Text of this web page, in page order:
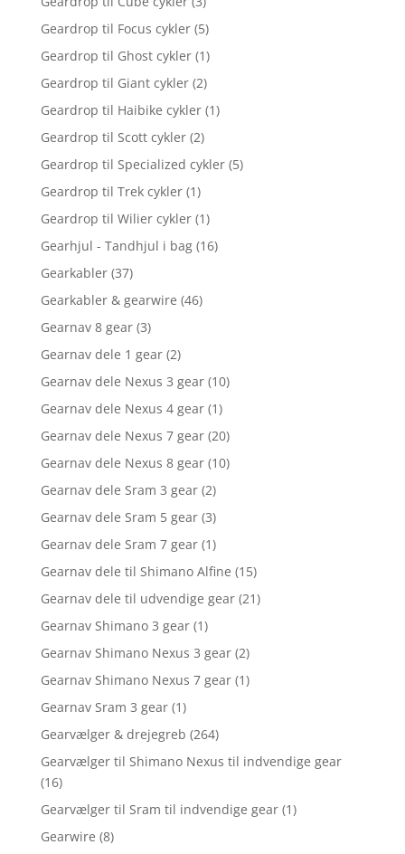
Geardrop til Focus cykler (5)
Geardrop til Ghost cykler (1)
Geardrop til Giant cykler (2)
Geardrop til Haibike cykler (1)
Geardrop til Scott cykler (2)
Geardrop til Specialized cykler (5)
Geardrop til Trek cykler (1)
Geardrop til Wilier cykler (1)
Gearhjul - Tandhjul i bag (16)
Gearkabler (37)
Gearkabler & gearwire (46)
Gearnav 8 gear (3)
Gearnav dele 1 gear (2)
Gearnav dele Nexus 3 gear (10)
Gearnav dele Nexus 4 gear (1)
Gearnav dele Nexus 7 gear (20)
Gearnav dele Nexus 8 gear (10)
Gearnav dele Sram 3 gear (2)
Gearnav dele Sram 5 gear (3)
Gearnav dele Sram 7 gear (1)
Gearnav dele til Shimano Alfine (15)
Gearnav dele til udvendige gear (21)
Gearnav Shimano 3 gear (1)
Gearnav Shimano Nexus 3 gear (2)
Gearnav Shimano Nexus 7 gear (1)
Gearnav Sram 3 gear (1)
Gearvælger & drejegreb (264)
Gearvælger til Shimano Nexus til indvendige gear
(16)
Gearvælger til Sram til indvendige gear (1)
Gearwire (8)